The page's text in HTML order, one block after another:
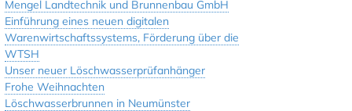
Mengel Landtechnik und Brunnenbau GmbH
Einführung eines neuen digitalen
Warenwirtschaftssystems, Förderung über die
WTSH
Unser neuer Löschwasserprüfanhänger
Frohe Weihnachten
Löschwasserbrunnen in Neumünster